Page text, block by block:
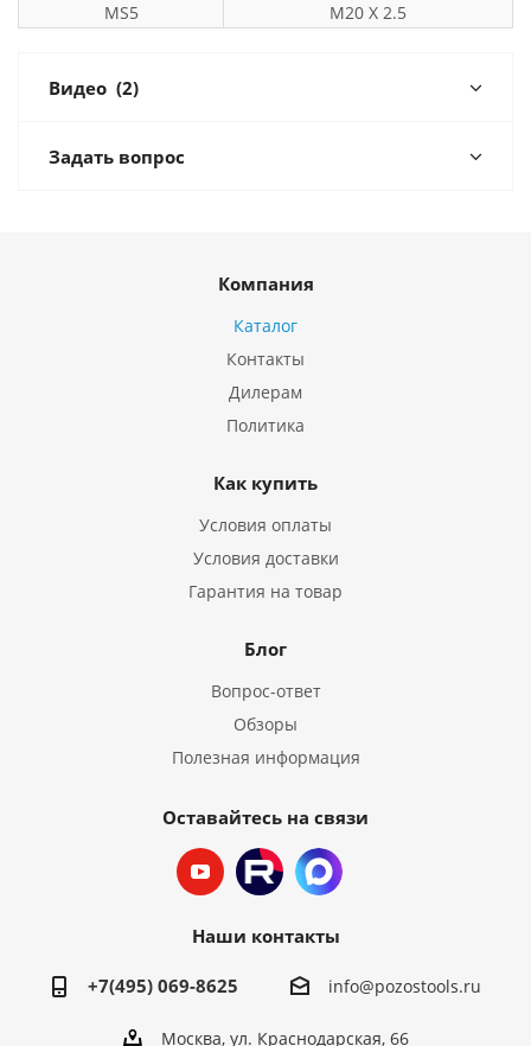
MS5
M20 X 2.5
Видео (2)
Задать вопрос
Компания
Каталог
Контакты
Дилерам
Политика
Как купить
Условия оплаты
Условия доставки
Гарантия на товар
Блог
Вопрос-ответ
Обзоры
Полезная информация
Оставайтесь на связи
Наши контакты
+7(495) 069-8625 info@pozostools.ru
Москва, ул. Краснодарская, 66